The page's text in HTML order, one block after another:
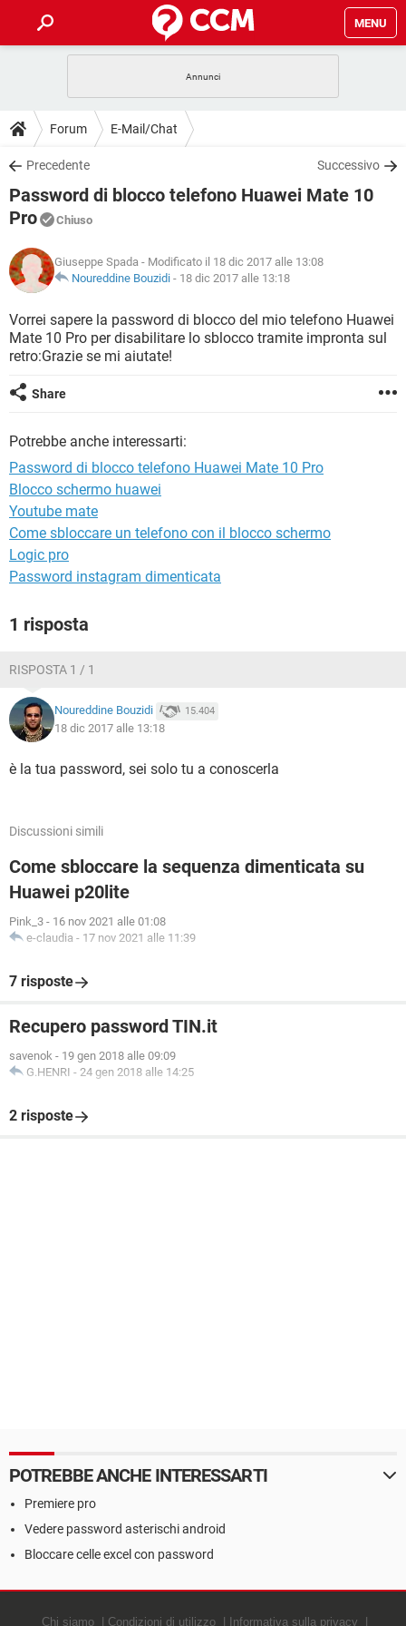
MENU
INTRATTENIMENTO
iOS
INSTAGRAM WHATSAPP
TIKTOK
HARDWARE
GUIDE
COVID-19
iOS
TIKTOK FACEBOOK
DOWNLOAD
COVID-19 GAMING
INTRATTENIMENTO
iOS WINDOWS 10
INSTAGRAM
TIKTOK FACEBOOK
HARDWARE
FORUM
INTRATTENIMENTO ANDROID
INSTAGRAM WHATSAPP
HARDWARE
GLOSSARIO
COVID-19
INTRATTENIMENTO ANDROID
iOS
INSTAGRAM
HARDWARE
Forum E-Mail/Chat
Precedente Successivo
Password di blocco telefono Huawei Mate 10
Pro
Chiuso
Giuseppe Spada - Modificato il 18 dic 2017 alle 13:08
Noureddine Bouzidi - 18 dic 2017 alle 13:18
Vorrei sapere la password di blocco del mio telefono Huawei
Mate 10 Pro per disabilitare lo sblocco tramite impronta sul
retro:Grazie se mi aiutate!
Share
Potrebbe anche interessarti:
Password di blocco telefono Huawei Mate 10 Pro
Blocco schermo huawei
Youtube mate
Come sbloccare un telefono con il blocco schermo
Logic pro
Password instagram dimenticata
1 risposta
RISPOSTA 1 / 1
Noureddine Bouzidi 15.404
18 dic 2017 alle 13:18
è la tua password, sei solo tu a conoscerla
Discussioni simili
Come sbloccare la sequenza dimenticata su
Huawei p20lite
Pink_3 - 16 nov 2021 alle 01:08
e-claudia - 17 nov 2021 alle 11:39
7 risposte
Recupero password TIN.it
savenok - 19 gen 2018 alle 09:09
G.HENRI - 24 gen 2018 alle 14:25
2 risposte
POTREBBE ANCHE INTERESSARTI
Premiere pro
Vedere password asterischi android
Bloccare celle excel con password
Chi siamo Condizioni di utilizzo Informativa sulla privacy